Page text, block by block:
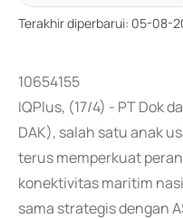
Terakhir diperbarui: 05-08-
10654155
IQPlus, (17/4) - PT Dok
DAK), salah satu anak
terus memperkuat
konektivitas maritim
sama strategis dengan